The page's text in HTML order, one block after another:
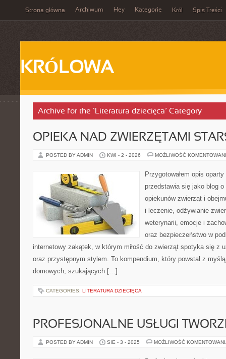
Strona główna Archiwum Hey Kategorie Król Spis Treści
KRÓLOWA
Archive for the ‘Literatura dziecięca’ Category
OPIEKA NAD ZWIERZĘTAMI
POSTED BY ADMIN KWI - 2 - 2026 MOŻLIWOŚĆ
Przygotowałem opis
przedstawia się jako blog
opiekunów zwierząt i
i leczenie, odżywianie
weterynarii, emocje i
oraz bezpieczeństwo w
internetowy zakątek, w którym miłość do zwierząt spotyka się z
oraz przystępnym stylem. To kompendium, który powstał z
domowych, szukających […]
CATEGORIES: LITERATURA DZIECIĘCA
PROFESJONALNE USŁUGI
POSTED BY ADMIN SIE - 3 - 2025 MOŻLIWOŚĆ